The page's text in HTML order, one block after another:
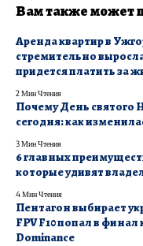
Вам также может
Аренда квартир в
стремительно
придется платить за
2 Мин Чтения
Почему День святого
сегодня: как
3 Мин Чтения
6 главных
которые удивят
4 Мин Чтения
Пентагон выбирает
FPV F10 попал в
Dominance